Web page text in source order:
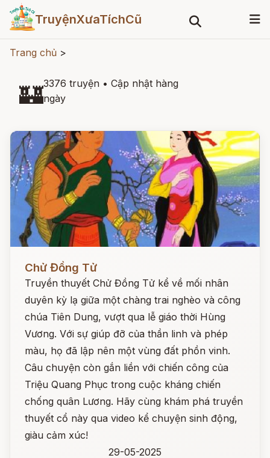
TruyệnXưaTíchCũ
Trang chủ >
🏰3376 truyện • Cập nhật hàng
ngày
Chử Đồng Tử
Truyền thuyết Chử Đồng Tử kể về mối nhân
duyên kỳ lạ giữa một chàng trai nghèo và công
chúa Tiên Dung, vượt qua lễ giáo thời Hùng
Vương. Với sự giúp đỡ của thần linh và phép
màu, họ đã lập nên một vùng đất phồn vinh.
Câu chuyện còn gắn liền với chiến công của
Triệu Quang Phục trong cuộc kháng chiến
chống quân Lương. Hãy cùng khám phá truyền
thuyết cổ này qua video kể chuyện sinh động,
giàu cảm xúc!
29-05-2025